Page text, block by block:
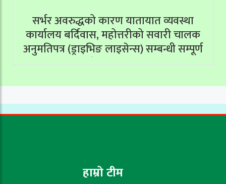
सर्भर अवरुद्धको कारण यातायात व्यवस्था
कार्यालय बर्दिवास, महोत्तरीको सवारी चालक
अनुमतिपत्र (ड्राइभिङ लाइसेन्स) सम्बन्धी सम्पूर्ण
सेवाहरू बन्द
हाम्रो टीम